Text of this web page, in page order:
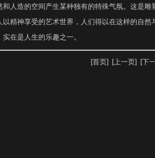
和人造的空间产生某种独有的特殊气氛。这是雕
以精神享受的艺术世界，人们得以在这样的自然
在是人生的乐趣之一。
[首页] [上一页] [下